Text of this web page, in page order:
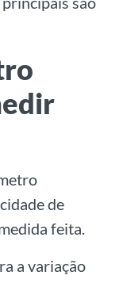
de
feita.
a variação